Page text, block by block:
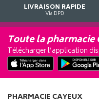
LIVRAISON RAPIDE
Via DPD
Toute la
Télécharger l’application
PHARMACIE CAYEUX